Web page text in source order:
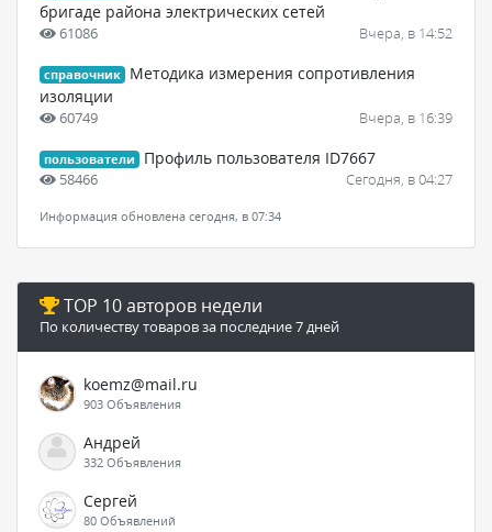
бригаде района электрических сетей
61086 Вчера, в 14:52
справочник
Методика измерения сопротивления
изоляции
60749 Вчера, в 16:39
пользователи Профиль пользователя ID7667
58466 Сегодня, в 04:27
Информация обновлена сегодня, в 07:34
TOP 10 авторов недели
По количеству товаров за последние 7 дней
koemz@mail.ru
903 Объявления
Андрей
332 Объявления
Сергей
80 Объявлений